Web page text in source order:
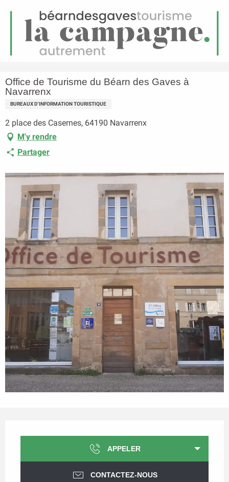
Menu
Office de Tourisme du Béarn des Gaves à Navarrenx
Office de Tourisme du Béarn des Gaves à
Navarrenx
BUREAUX D'INFORMATION TOURISTIQUE
2 place des Casernes, 64190 Navarrenx
M'y rendre
Partager
APPELER
CONTACTEZ-NOUS